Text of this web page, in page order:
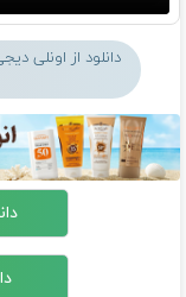
دانلود از اونلی